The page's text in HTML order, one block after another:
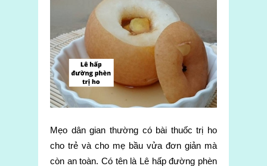
Mẹo dân gian thường có bài thuốc trị ho
cho trẻ và cho mẹ bầu vửa đơn giản mà
còn an toàn. Có tên là Lê hấp đường phèn